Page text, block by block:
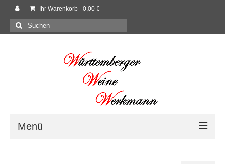
Ihr Warenkorb - 0,00 €
Suchen
nach:
Menü